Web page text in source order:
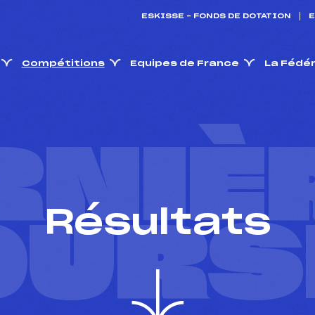
ESKISSE – FONDS DE DOTATION
Compétitions Equipes de France La
Résultats